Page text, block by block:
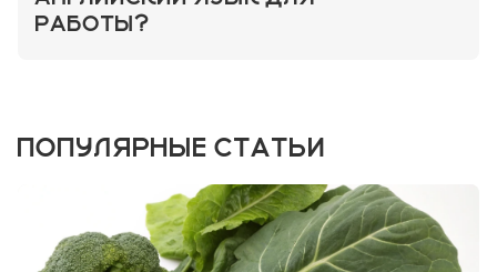
РАБОТЫ?
ПОПУЛЯРНЫЕ СТАТЬИ